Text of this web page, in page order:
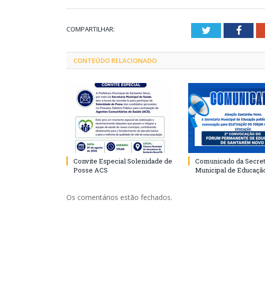
COMPARTILHAR: Twitter
CONTEÚDO RELACIONADO
Convite Especial Solenidade de
Posse ACS
Comunicado da
Municipal de
Os comentários estão fechados.